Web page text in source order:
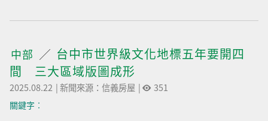
中部
台中市世界級文化地標五年要開四
間 三大區域版圖成形
2025.08.22 |新聞來源：信義房屋 | 351
關鍵字︰